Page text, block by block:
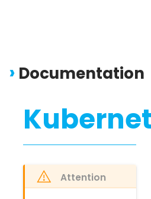
Documentation
Attention